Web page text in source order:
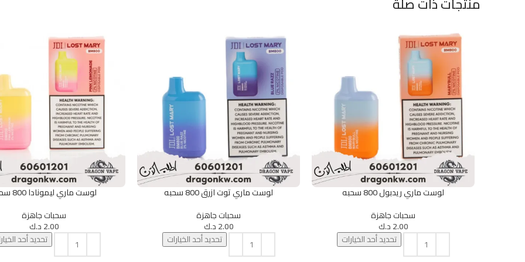
تحديد أحد الخياراتلوست ماري ريدبول 800 سحبه
سحبات جاهزة
2.00د.ك
تحديد أحد الخيارات
تحديد أحد الخيارات
لوست ماري توت ازرق 800 سحبه
سحبات جاهزة
2.00د.ك
تحديد أحد الخيارات
تحديد أحد الخيارات
لوست ماري ليمونادا 800 سحبه
سحبات جاهزة
2.00د.ك
تحديد أحد